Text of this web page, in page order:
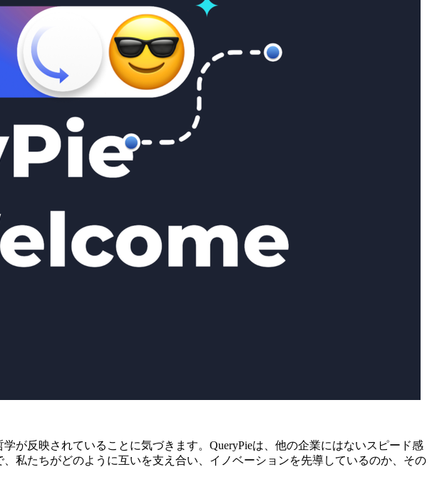
が反映されていることに気づきます。QueryPieは、他の企業にはないスピード感
私たちがどのように互いを支え合い、イノベーションを先導しているのか、その